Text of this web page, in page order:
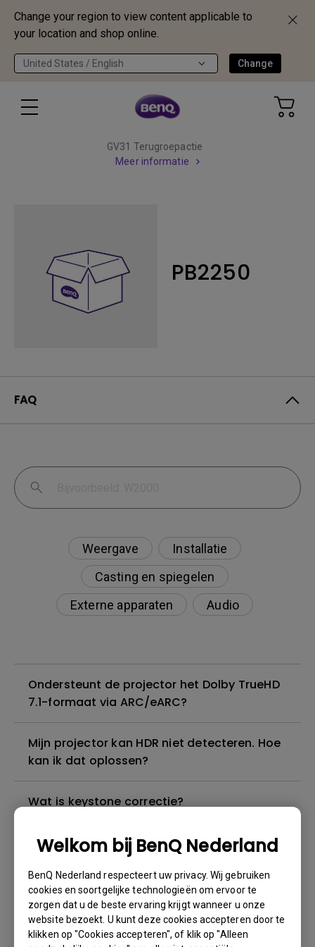
Change your region to view content applicable to
your location and shop online.
United States / English Change
Welkom bij BenQ Nederland
BenQ Nederland respecteert uw privacy. Wij gebruiken
cookies en soortgelijke technologieën om ervoor te
zorgen dat u de beste ervaring krijgt wanneer u onze
website bezoekt. U kunt deze cookies accepteren door te
klikken op "Cookies accepteren", of klik op "Alleen
GV31 Terugroepactie
Meer informatie
PB2250
FAQ
Weergave
Installatie
Casting en spiegelen
Externe apparaten
Audio
Ondersteunt de projector het Dolby TrueHD
7.1-formaat via ARC/eARC?
Mijn projector kan HDR niet detecteren. Hoe
kan ik dat oplossen?
Wat is keystone correctie?
Ik kan geluid horen, maar het scherm wordt
altijd zwart wanneer ik mijn mobiele
apparaat met een kabel of adapter op de
projector aansluit en inhoud van Netflix,
Disney+, Hulu en andere probeer te
streamen. Hoe kan ik dit oplossen?